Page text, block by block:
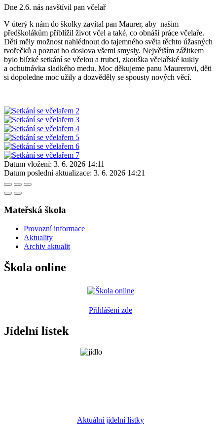
Dne 2.6. nás navštívil pan včelař
V úterý k nám do školky zavítal pan Maurer, aby našim
předškolákům přiblížil život včel a také, co obnáší práce včelaře.
Děti měly možnost nahlédnout do tajemného světa těchto úžasných
tvořečků a poznat ho doslova všemi smysly. Největším zážitkem
bylo blízké setkání se včelou a trubci, zkouška včelařské kukly
a ochutnávka sladkého medu. Moc děkujeme panu Maurerovi, děti
si dopoledne moc užily a dozvěděly se spousty nových věcí.
Datum vložení: 3. 6. 2026 14:11
Datum poslední aktualizace: 3. 6. 2026 14:21
Mateřská škola
Provozní informace
Aktuality
Archiv aktualit
Škola online
Přihlášení zde
Jídelní lístek
Aktuální jídelní lístky